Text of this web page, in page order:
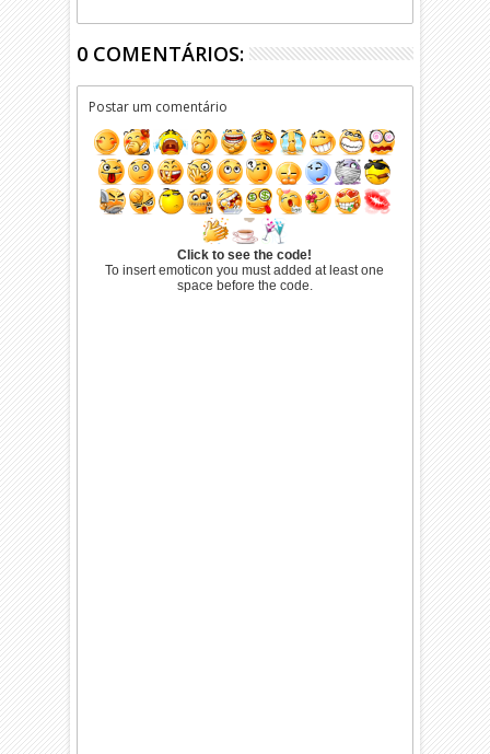
0 COMENTÁRIOS:
Postar um comentário
Click to see the code!
To insert emoticon you must added at least one
space before the code.